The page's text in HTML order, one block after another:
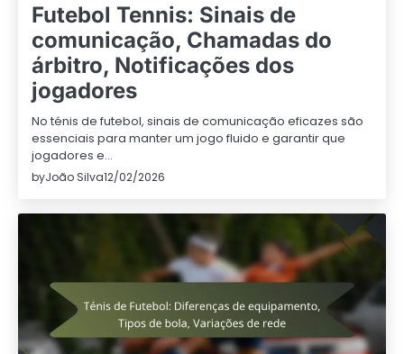
Futebol Tennis: Sinais de
comunicação, Chamadas do
árbitro, Notificações dos
jogadores
No ténis de futebol, sinais de comunicação eficazes são
essenciais para manter um jogo fluido e garantir que
jogadores e…
byJoão Silva12/02/2026